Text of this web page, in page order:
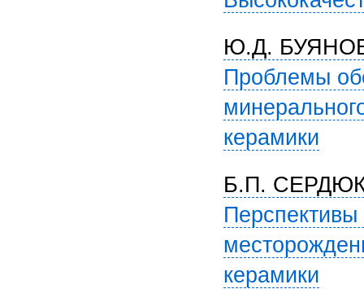
Ю.Д.
Проблемы
керамики
Б.П.
керамики